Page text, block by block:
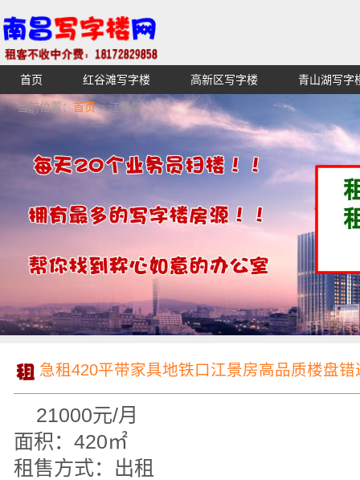
【不收中介费】南昌写字楼出租租赁招租出售,找高端高
湖青云谱写字楼
首页 红谷滩写字楼 高新区写字楼 青山湖写字
当前位置： 首页> 江景房
急租420平带家具地铁口江景房高品质楼盘错
21000元/月
面积：420㎡
租售方式：出租